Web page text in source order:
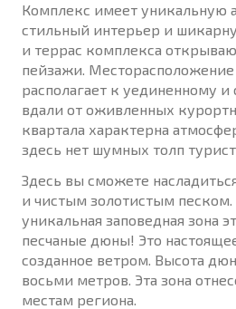
Комплекс имеет уникальную
стильный интерьер и
и террас комплекса
пейзажи.
располагает к уединенному
вдали от оживленных
квартала характерна
здесь нет шумных толп
Здесь вы сможете
и чистым золотистым песком.
уникальная заповедная зона
песчаные дюны! Это
созданное ветром. Высота
восьми метров. Эта зона
местам региона.